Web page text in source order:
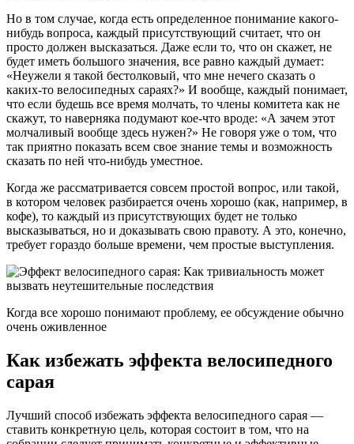
Но в том случае, когда есть определенное понимание какого-
нибудь вопроса, каждый присутствующий считает, что он
просто должен высказаться. Даже если то, что он скажет, не
будет иметь большого значения, все равно каждый думает:
«Неужели я такой бестолковый, что мне нечего сказать о
каких-то велосипедных сараях?» И вообще, каждый понимает,
что если будешь все время молчать, то члены комитета как не
скажут, то наверняка подумают кое-что вроде: «А зачем этот
молчаливый вообще здесь нужен?» Не говоря уже о том, что
так приятно показать всем свое знание темы и возможность
сказать по ней что-нибудь уместное.
Когда же рассматривается совсем простой вопрос, или такой,
в котором человек разбирается очень хорошо (как, например, в
кофе), то каждый из присутствующих будет не только
высказываться, но и доказывать свою правоту. А это, конечно,
требует гораздо больше времени, чем простые выступления.
Когда все хорошо понимают проблему, ее обсуждение обычно
очень оживленное
Как избежать эффекта велосипедного
сарая
Лучший способ избежать эффекта велосипедного сарая —
ставить конкретную цель, которая состоит в том, что на